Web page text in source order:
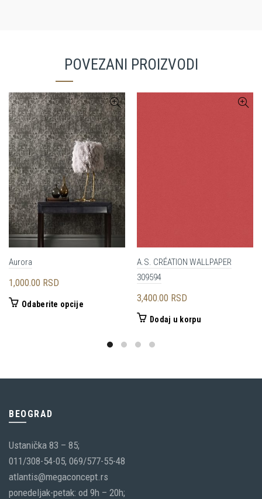
POVEZANI PROIZVODI
Aurora
1,000.00 RSD
Odaberite opcijeOvaj
Opcije
stranici
proizvoda.
A.S. CRÉATION WALLPAPER
309594
3,400.00 RSD
Dodaj u korpu
BEOGRAD
Ustanička 83 – 85;
011/308-54-05, 069/577-55-48
atlantis@megaconcept.rs
ponedeljak-petak: od 9h – 20h;